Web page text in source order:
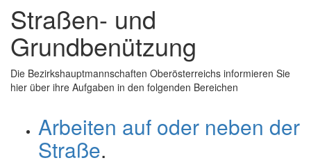
Straßen- und
Grundbenützung
Die Bezirkshauptmannschaften Oberösterreichs informieren Sie
hier über ihre Aufgaben in den folgenden Bereichen
Arbeiten auf oder neben der
Straße.